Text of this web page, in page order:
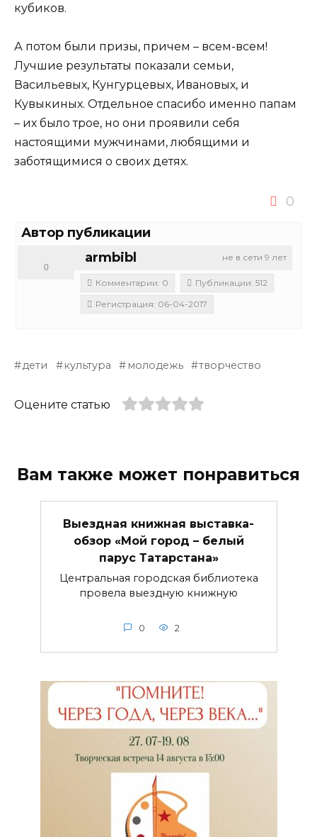
кубиков.
А потом были призы, причем – всем-всем!
Лучшие результаты показали семьи,
Васильевых, Кунгурцевых, Ивановых, и
Кувыкиных. Отдельное спасибо именно папам
– их было трое, но они проявили себя
настоящими мужчинами, любящими и
заботящимися о своих детях.
0
Автор публикации
не в сети 9 лет
armbibl
0
Комментарии: 0
Публикации: 512
Регистрация: 06-04-2017
дети культура молодежь творчество
Оцените статью
Вам также может понравиться
Выездная книжная выставка-
обзор «Мой город – белый
парус Татарстана»
Центральная городская библиотека
провела выездную книжную
0 2